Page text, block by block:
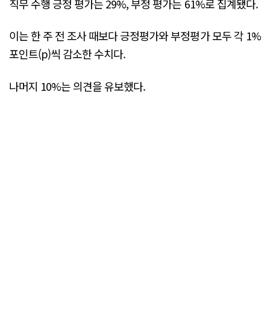
직무 수행 긍정 평가는 29%, 부정 평가는 61%로 집계됐다.
이는 한 주 전 조사 때보다 긍정평가와 부정평가 모두 각 1%
포인트(p)씩 감소한 수치다.
나머지 10%는 의견을 유보했다.